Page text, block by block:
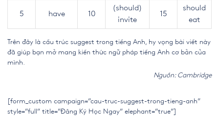
5 have 10
(should)
invite
15
should
eat
Trên đây là cấu trúc suggest trong tiếng Anh, hy vọng bài viết này
đã giúp bạn mở mang kiến thức ngữ pháp tiếng Anh cơ bản của
mình.
Nguồn: Cambridge
[form_custom campaign=”cau-truc-suggest-trong-tieng-anh”
style=”full” title=”Đăng Ký Học Ngay” elephant=”true”]